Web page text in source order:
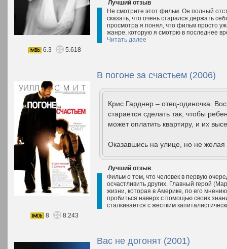
Лучший отзыв
Не смотрите этот фильм. Он полный
сказать, что очень старался держать
просмотра я понял, что фильм просто
жанре, которую я смотрю в последнее
Читать далее
6.3
5.618
В погоне за счастьем (2006)
Крис Гарднер – отец-одиночка.
старается сделать так, чтобы
может оплатить квартиру, и их
Оказавшись на улице, но не желая
Лучший отзыв
Фильм о том, что человек в первую
осчастливить других. Главный герой
жизни, которая в Америке, по его
пробиться наверх с помощью своих
сталкивается с жестким
8
8.243
Вас не догонят (2001)